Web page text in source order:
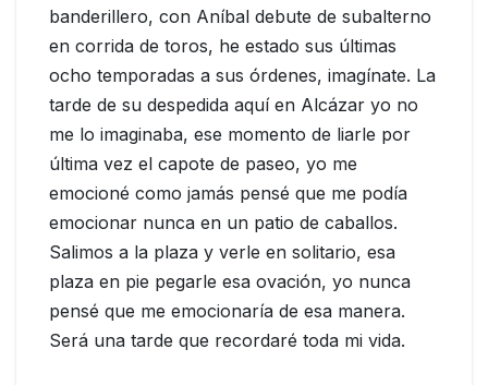
banderillero, con Aníbal debute de subalterno
en corrida de toros, he estado sus últimas
ocho temporadas a sus órdenes, imagínate. La
tarde de su despedida aquí en Alcázar yo no
me lo imaginaba, ese momento de liarle por
última vez el capote de paseo, yo me
emocioné como jamás pensé que me podía
emocionar nunca en un patio de caballos.
Salimos a la plaza y verle en solitario, esa
plaza en pie pegarle esa ovación, yo nunca
pensé que me emocionaría de esa manera.
Será una tarde que recordaré toda mi vida.